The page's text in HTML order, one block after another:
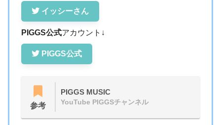
イッシーさん
PIGGS公式アカウント↓
PIGGS公式
参考
PIGGS MUSIC
YouTube PIGGSチャンネル